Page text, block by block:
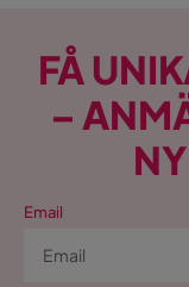
FÅ
–
Email